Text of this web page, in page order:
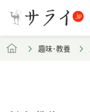
趣味･教養